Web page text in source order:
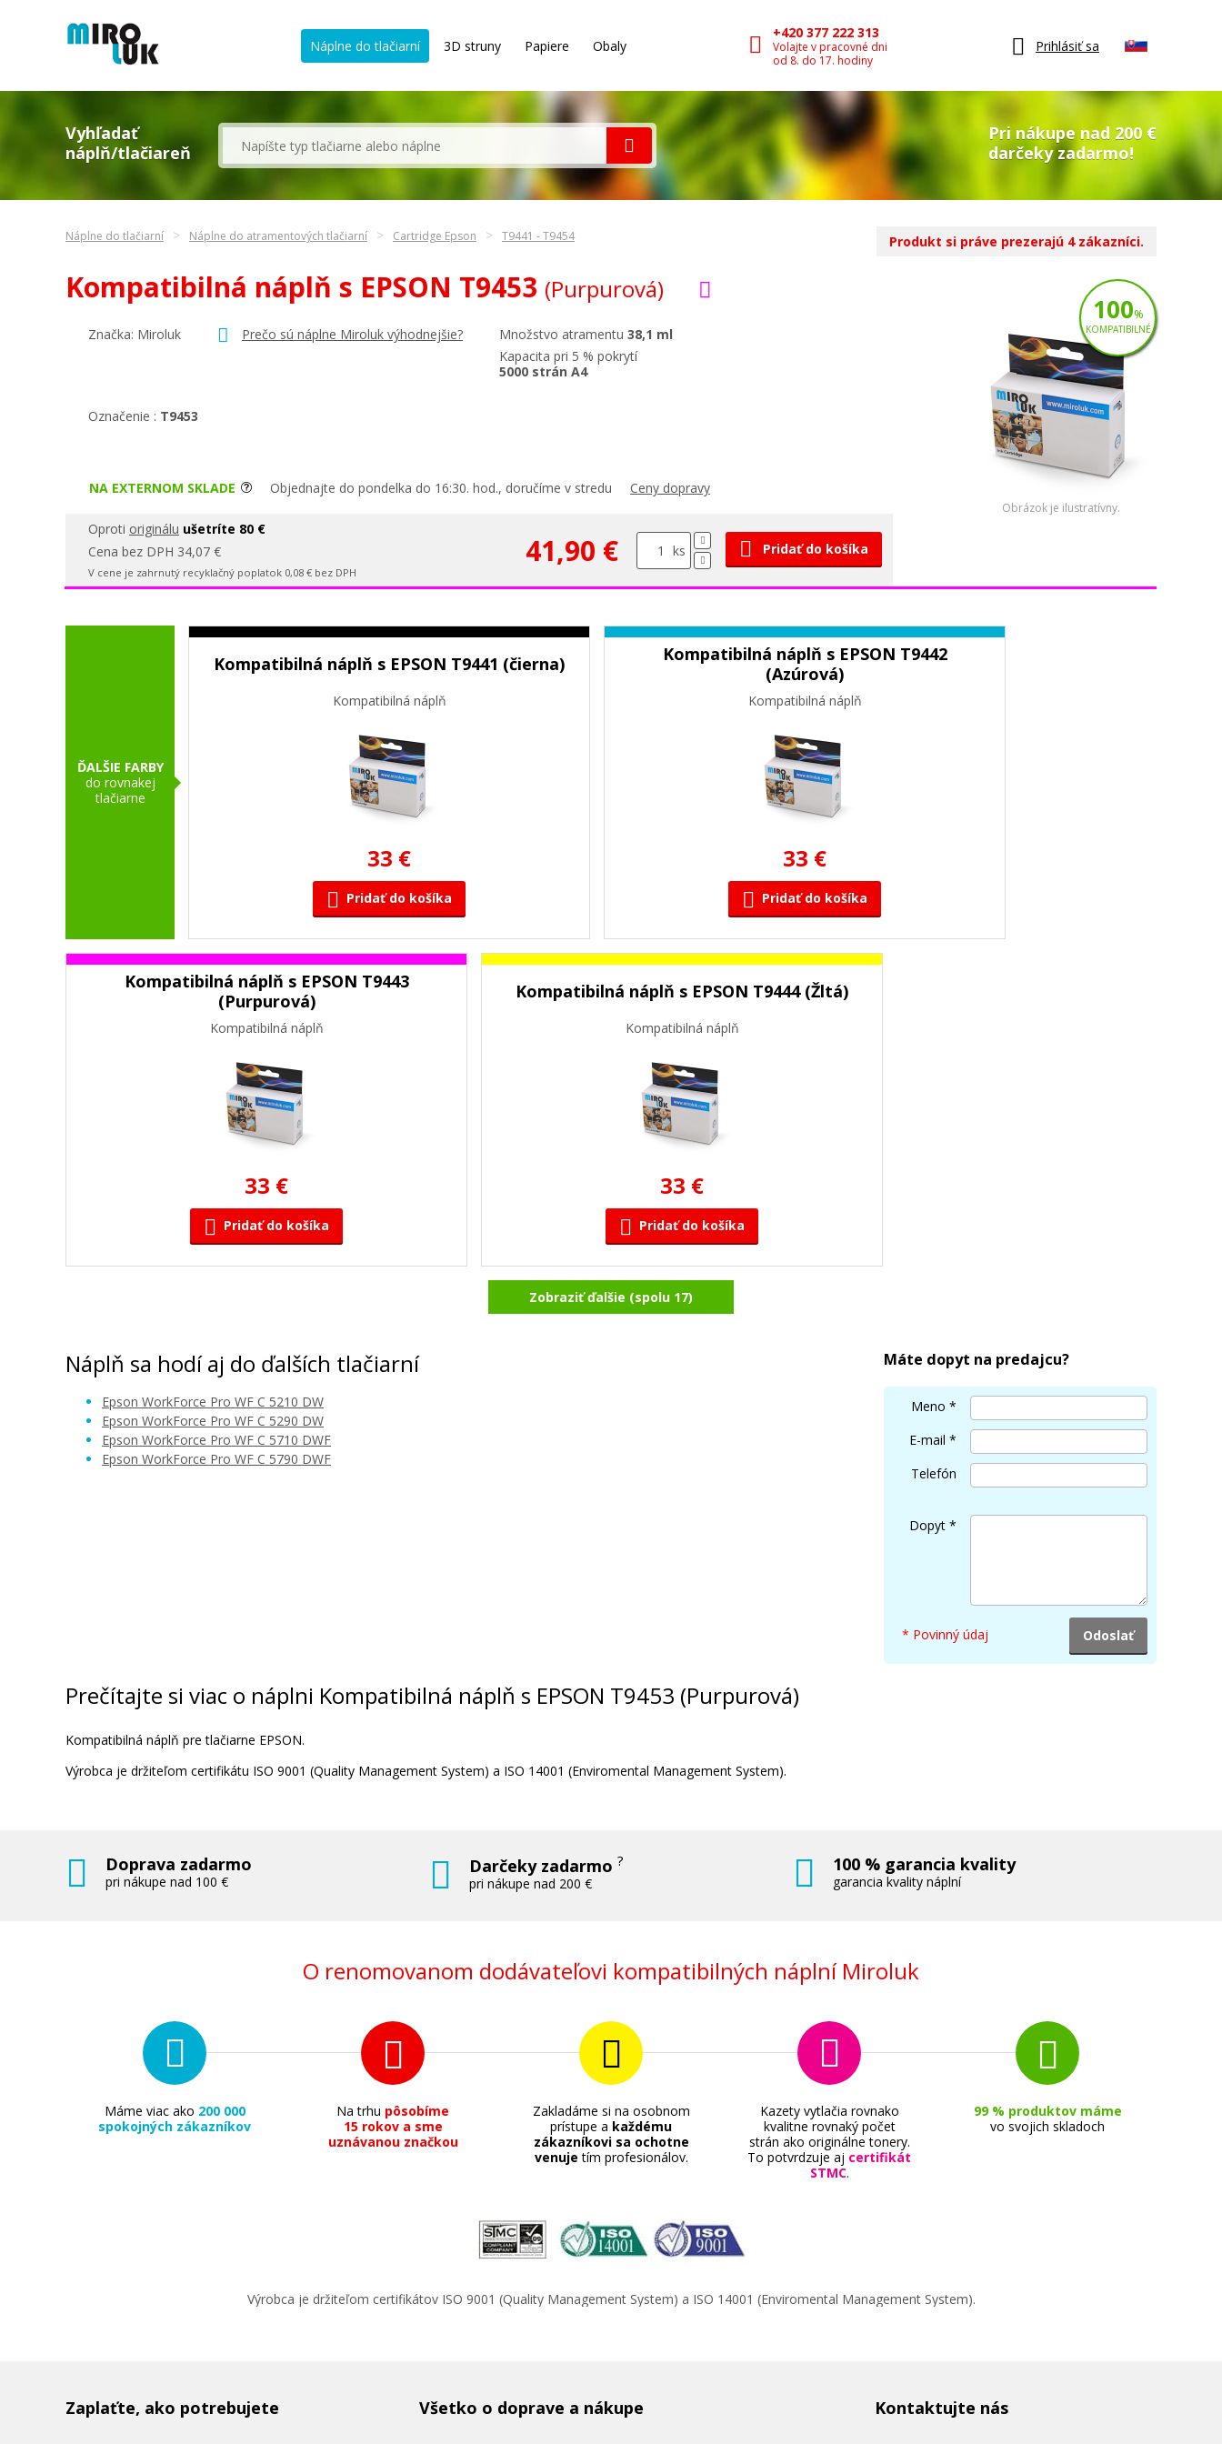
Náplne do tlačiarní 3D struny Papiere Obaly
+420 377 222 313
Volajte v pracovné dni
od 8. do 17. hodiny
Prihlásiť sa
Vyhľadať
náplň/tlačiareň
Pri nákupe nad 200 €
darčeky zadarmo!
Náplne do tlačiarní Náplne do atramentových tlačiarní Cartridge Epson T9441 - T9454
Kompatibilná náplň s EPSON T9453 (Purpurová)
Značka: Miroluk Prečo sú náplne Miroluk výhodnejšie? Množstvo atramentu 38,1 ml
Kapacita pri 5 % pokrytí
5000 strán A4
Označenie : T9453
NA EXTERNOM SKLADE Objednajte do pondelka do 16:30. hod., doručíme v stredu Ceny dopravy
Oproti originálu ušetríte 80 €
Cena bez DPH 34,07 €
V cene je zahrnutý recyklačný poplatok 0,08 € bez DPH
41,90 € ks Pridať do košíka
Obrázok je ilustratívny.
100%
KOMPATIBILNÉ
Produkt si práve prezerajú 4 zákazníci.
ĎALŠIE FARBY
do rovnakej
tlačiarne
Kompatibilná náplň s EPSON T9441 (čierna)
Kompatibilná náplň
33 €
Pridať do košíka
Kompatibilná náplň s EPSON T9442
(Azúrová)
Kompatibilná náplň
33 €
Pridať do košíka
Kompatibilná náplň s EPSON T9443
(Purpurová)
Kompatibilná náplň
33 €
Pridať do košíka
Kompatibilná náplň s EPSON T9444 (Žltá)
Kompatibilná náplň
33 €
Pridať do košíka
Kompatibilná náplň
Kompatibilná náplň s EPSON T9451 (čierna)
Pridať do košíka
Originálna náplň EPSON T9441 (čierna) Originálna náplň EPSON T9442 (Azúrová)
74,90 €
Originálna náplň EPSON T9443 (Purpurová) Originálna náplň EPSON T9444 (Žltá)
Zobraziť ďalšie (spolu 17)
Náplň sa hodí aj do ďalších tlačiarní
Epson WorkForce Pro WF C 5210 DW
Epson WorkForce Pro WF C 5290 DW
Epson WorkForce Pro WF C 5710 DWF
Epson WorkForce Pro WF C 5790 DWF
Máte dopyt na predajcu?
Meno *
E-mail *
Telefón
Dopyt *
* Povinný údaj
Prečítajte si viac o náplni Kompatibilná náplň s EPSON T9453 (Purpurová)
Kompatibilná náplň pre tlačiarne EPSON.
Výrobca je držiteľom certifikátu ISO 9001 (Quality Management System) a ISO 14001 (Enviromental Management System).
Doprava zadarmo
pri nákupe nad 100 €
Darčeky zadarmo?
pri nákupe nad 200 €
100 % garancia kvality
garancia kvality náplní
O renomovanom dodávateľovi kompatibilných náplní Miroluk
Máme viac ako 200 000
spokojných zákazníkov
Na trhu pôsobíme
15 rokov a sme
uznávanou značkou
Zakladáme si na osobnom
prístupe a každému
zákazníkovi sa ochotne
venuje tím profesionálov.
Kazety vytlačia rovnako
kvalitne rovnaký počet
strán ako originálne tonery.
To potvrdzuje aj certifikát
STMC.
99 % produktov máme
vo svojich skladoch
Výrobca je držiteľom certifikátov ISO 9001 (Quality Management System) a ISO 14001 (Enviromental Management System).
Zaplaťte, ako potrebujete Všetko o doprave a nákupe Kontaktujte nás